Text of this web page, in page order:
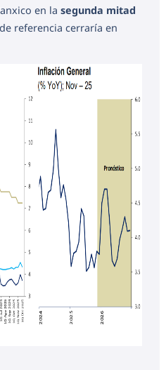
en la segunda mitad
referencia cerraría en